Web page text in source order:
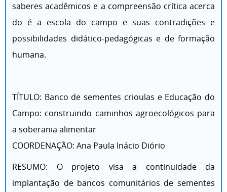
saberes acadêmicos e a compreensão crítica acerca
do é a escola do campo e suas contradições e
possibilidades didático-pedagógicas e de formação
humana.
TÍTULO: Banco de sementes crioulas e Educação do
Campo: construindo caminhos agroecológicos para
a soberania alimentar
COORDENAÇÃO: Ana Paula Inácio Diório
RESUMO: O projeto visa a continuidade da
implantação de bancos comunitários de sementes